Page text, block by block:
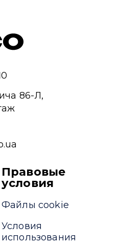
86-Л,
Правовые
условия
Файлы cookie
Условия
использования